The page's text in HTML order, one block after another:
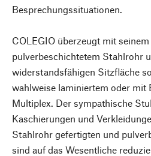
Besprechungssituationen.
COLEGIO überzeugt mit
pulverbeschichtetem Stahlrohr
widerstandsfähigen Sitzfläche
wahlweise laminiertem oder mit
Multiplex. Der sympathische
Kaschierungen und
Stahlrohr gefertigten und
sind auf das Wesentliche